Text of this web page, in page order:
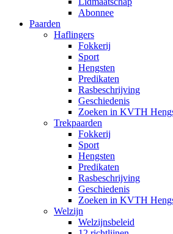
Abonnee
Paarden
Haflingers
Fokkerij
Sport
Hengsten
Predikaten
Rasbeschrijving
Geschiedenis
Zoeken in KVTH
Trekpaarden
Fokkerij
Sport
Hengsten
Predikaten
Rasbeschrijving
Geschiedenis
Zoeken in KVTH
Welzijn
Welzijnsbeleid